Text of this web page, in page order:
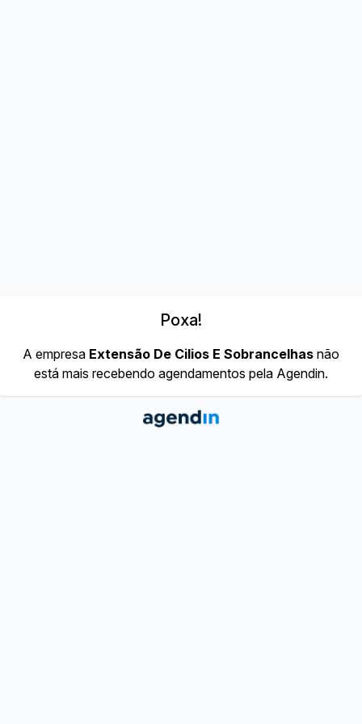
Poxa!
A empresa Extensão De Cilios E Sobrancelhas não
está mais recebendo agendamentos pela Agendin.